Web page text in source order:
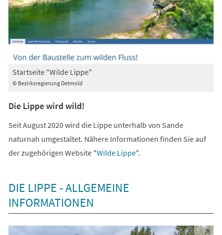
© Bezirksregierung Detmold
Startseite "Wilde Lippe"
Die Lippe wird wild!
Seit August 2020 wird die Lippe unterhalb von Sande
naturnah umgestaltet. Nähere Informationen finden Sie auf
der zugehörigen Website "Wilde Lippe
(Öffnet
neuen
Tab)
".
DIE LIPPE - ALLGEMEINE
INFORMATIONEN